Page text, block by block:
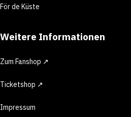
För de Küste
Weitere Informationen
Zum Fanshop ↗
Ticketshop ↗
Impressum